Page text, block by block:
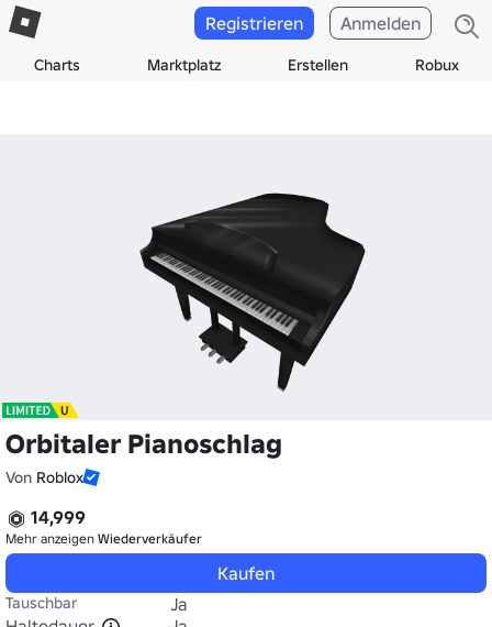
Charts Marktplatz Erstellen Robux
Registrieren Anmelden
Orbitaler Pianoschlag
Von Roblox
14,999
Mehr anzeigen Wiederverkäufer
Kaufen
Tauschbar
Ja